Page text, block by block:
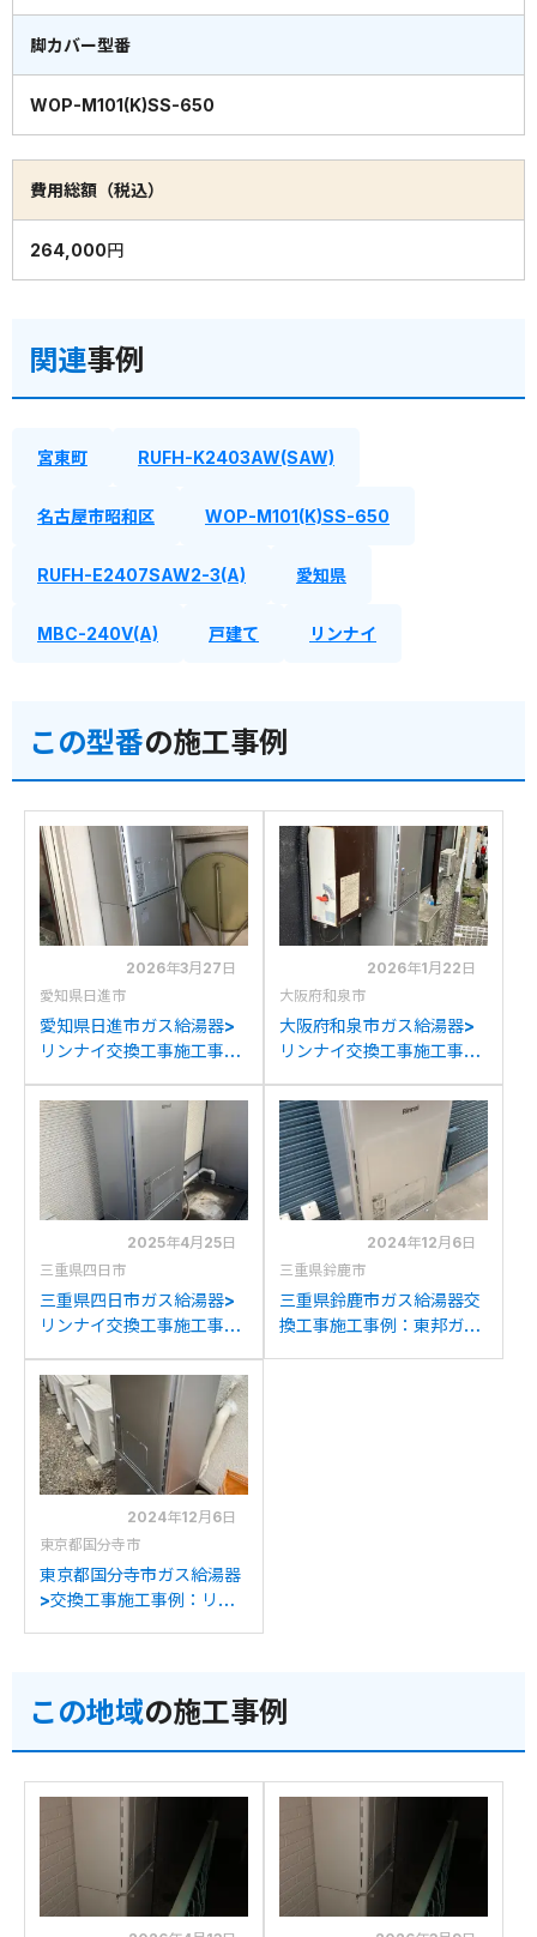
脚カバー型番
WOP-M101(K)SS-650
費用総額（税込）
264,000円
関連事例
宮東町 RUFH-K2403AW(SAW)
名古屋市昭和区 WOP-M101(K)SS-650
RUFH-E2407SAW2-3(A) 愛知県
MBC-240V(A) 戸建て リンナイ
この型番の施工事例
2026年3月27日
愛知県日進市
愛知県日進市ガス給湯器>
リンナイ交換工事施工事
K2403SAW2-3(A)からリ
ンナイRUFH-
E2407SAW2-3(A)への交
換
2026年1月22日
大阪府和泉市
大阪府和泉市ガス給湯器>
リンナイ交換工事施工事
V2400SAW2-6からリン
ナイRUFH-E2407SAW2-
3(A)への交換
2025年4月25日
三重県四日市
三重県四日市ガス給湯器>
リンナイ交換工事施工事
GTH243Aからリンナイ
RUFH-E2407SAW2-3(A)
への交換
2024年12月6日
三重県鈴鹿市
三重県鈴鹿市ガス給湯器交
換工事施工事例：東邦ガス
2024年12月6日
東京都国分寺市
東京都国分寺市ガス給湯器
>交換工事施工事例：リン
換
この地域の施工事例